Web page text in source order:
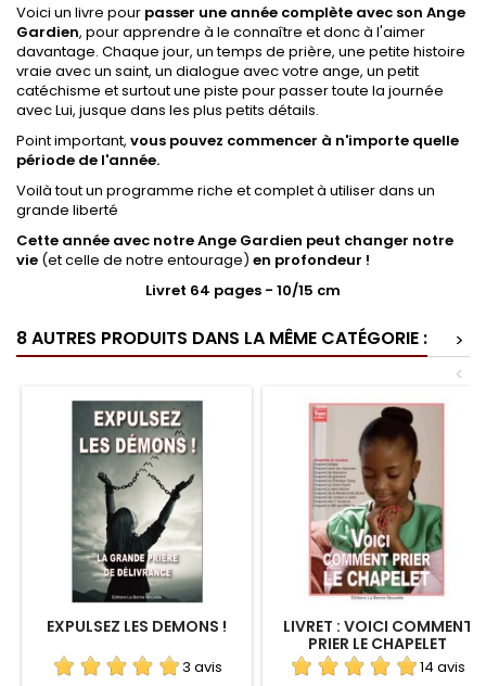
Voici un livre pour passer une année complète avec son Ange
Gardien, pour apprendre à le connaître et donc à l'aimer
davantage. Chaque jour, un temps de prière, une petite histoire
vraie avec un saint, un dialogue avec votre ange, un petit
catéchisme et surtout une piste pour passer toute la journée
avec Lui, jusque dans les plus petits détails.
Point important, vous pouvez commencer à n'importe quelle
période de l'année.
Voilà tout un programme riche et complet à utiliser dans un
grande liberté
Cette année avec notre Ange Gardien peut changer notre
vie (et celle de notre entourage) en profondeur !
Livret 64 pages - 10/15 cm
8 AUTRES PRODUITS DANS LA MÊME CATÉGORIE :
>
<
EXPULSEZ LES DEMONS !
3 avis
LIVRET : VOICI COMMENT
PRIER LE CHAPELET
14 avis